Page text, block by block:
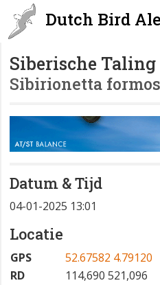
Dutch Bird
Siberische Taling
Sibirionetta
Datum & Tijd
04-01-2025 13:01
Locatie
GPS
52.67582 4.79120
RD
114,690 521,096